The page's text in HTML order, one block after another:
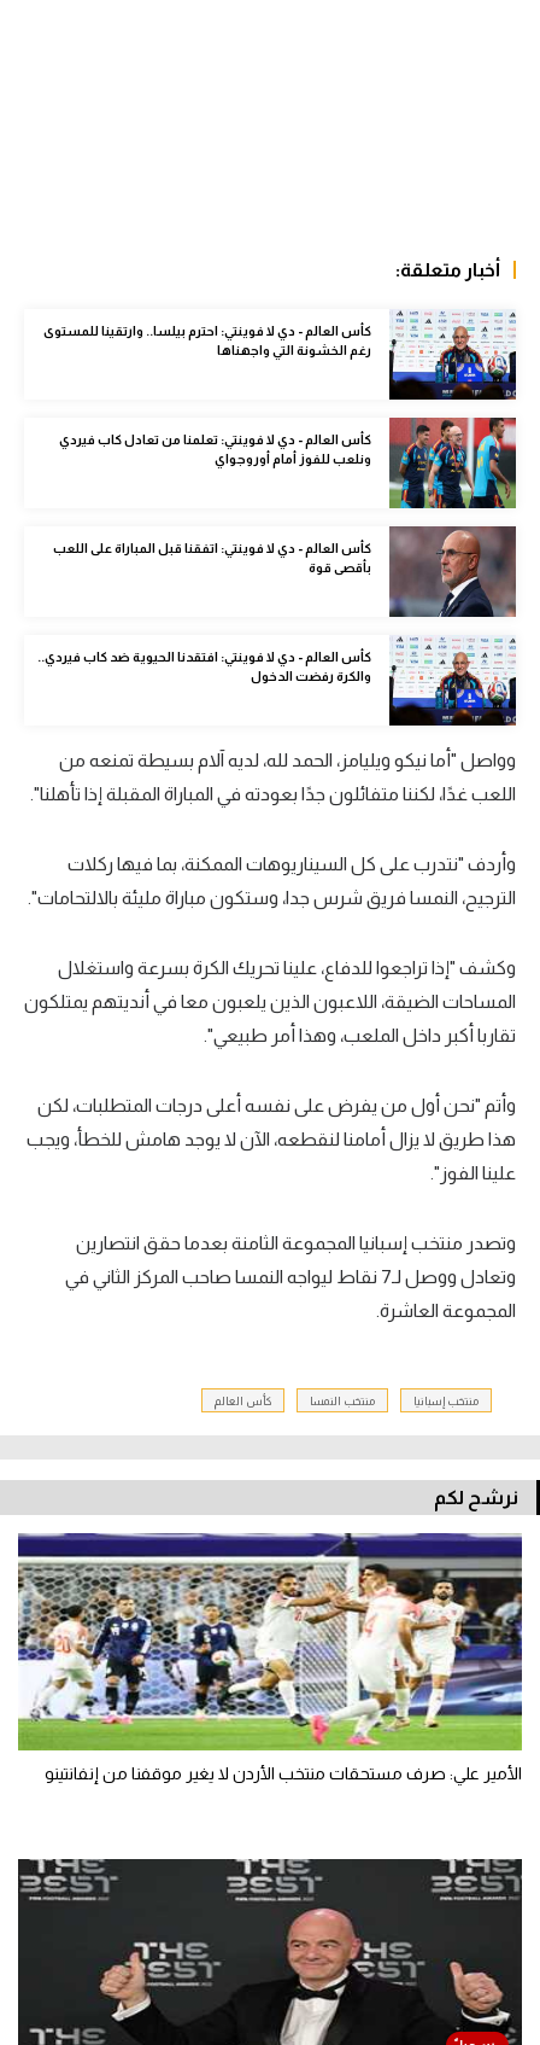
Gamers
ميركاتو
تحقيق في الجول
تحليل في الجول
حكايات في الجول
كويز في الجول
فيديو في الجول
أخبار متعلقة:
كأس العالم - دي لا فوينتي: احترم بيلسا.. وارتقينا للمستوى
رغم الخشونة التي واجهناها
كأس العالم - دي لا فوينتي: تعلمنا من تعادل كاب فيردي
ونلعب للفوز أمام أوروجواي
كأس العالم - دي لا فوينتي: اتفقنا قبل المباراة على اللعب
بأقصى قوة
كأس العالم - دي لا فوينتي: افتقدنا الحيوية ضد كاب فيردي..
والكرة رفضت الدخول
وواصل "أما نيكو ويليامز، الحمد لله، لديه آلام بسيطة تمنعه من
اللعب غدًا، لكننا متفائلون جدًا بعودته في المباراة المقبلة إذا تأهلنا".
وأردف "نتدرب على كل السيناريوهات الممكنة، بما فيها ركلات
الترجيح، النمسا فريق شرس جدا، وستكون مباراة مليئة بالالتحامات".
وكشف "إذا تراجعوا للدفاع، علينا تحريك الكرة بسرعة واستغلال
المساحات الضيقة، اللاعبون الذين يلعبون معا في أنديتهم يمتلكون
تقاربا أكبر داخل الملعب، وهذا أمر طبيعي".
وأتم "نحن أول من يفرض على نفسه أعلى درجات المتطلبات، لكن
هذا طريق لا يزال أمامنا لنقطعه، الآن لا يوجد هامش للخطأ، ويجب
علينا الفوز".
وتصدر منتخب إسبانيا المجموعة الثامنة بعدما حقق انتصارين
وتعادل ووصل لـ7 نقاط ليواجه النمسا صاحب المركز الثاني في
المجموعة العاشرة.
منتخب إسبانيا منتخب النمسا كأس العالم
نرشح لكم
الأمير علي: صرف مستحقات منتخب الأردن لا يغير موقفنا من إنفانتينو